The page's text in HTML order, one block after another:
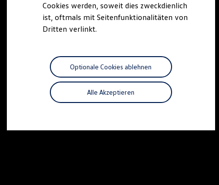
California Club
California Magazin & Ratgeber
Vanlife
California App
California Lifestyle & Zubehör
Übernachten im California
Unternehmen
Karriere
Nachhaltigkeit
Cookies werden, soweit dies zweckdienlich
ist, oftmals mit Seitenfunktionalitäten von
Dritten verlinkt.
Alle Akzeptieren
Optionale Cookies ablehnen